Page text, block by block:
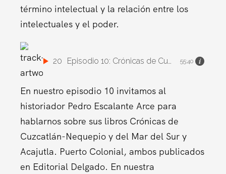
término intelectual y la relación entre los
intelectuales y el poder.
20 Episodio 10: Crónicas de Cuzcatlán-Nequepio y del Mar del Sur 55:40
En nuestro episodio 10 invitamos al
historiador Pedro Escalante Arce para
hablarnos sobre sus libros Crónicas de
Cuzcatlán-Nequepio y del Mar del Sur y
Acajutla. Puerto Colonial, ambos publicados
en Editorial Delgado. En nuestra